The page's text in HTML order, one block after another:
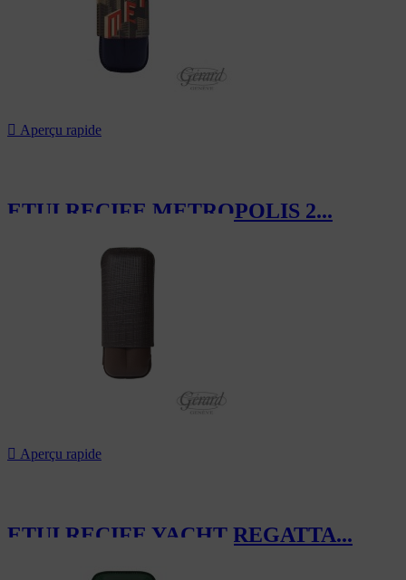
 Aperçu rapide
ETUI RECIFE METROPOLIS 2...
 Aperçu rapide
ETUI RECIFE YACHT REGATTA...